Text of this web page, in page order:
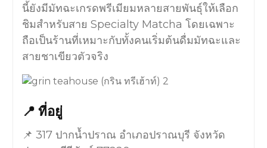
นี้ยังมีมัทฉะเกรดพรีเมียมหลายสายพันธุ์ให้เลือก
ชิมสำหรับสาย Specialty Matcha โดยเฉพาะ
ถือเป็นร้านที่เหมาะกับทั้งคนเริ่มต้นดื่มมัทฉะและ
สายชาเขียวตัวจริง
📍 ที่อยู่
📌 317 ปากน้ำปราณ อำเภอปราณบุรี จังหวัด